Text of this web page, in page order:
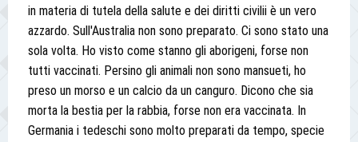
in materia di tutela della salute e dei diritti civilii è un vero
azzardo. Sull'Australia non sono preparato. Ci sono stato una
sola volta. Ho visto come stanno gli aborigeni, forse non
tutti vaccinati. Persino gli animali non sono mansueti, ho
preso un morso e un calcio da un canguro. Dicono che sia
morta la bestia per la rabbia, forse non era vaccinata. In
Germania i tedeschi sono molto preparati da tempo, specie